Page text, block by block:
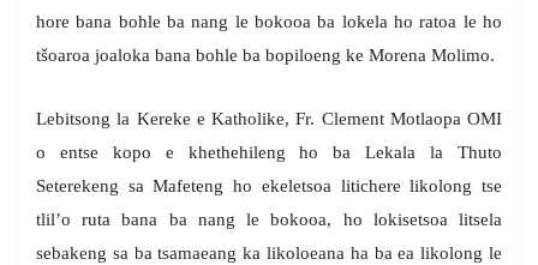
hore bana bohle ba nang le bokooa ba lokela ho ratoa le ho
tšoaroa joaloka bana bohle ba bopiloeng ke Morena Molimo.
Lebitsong la Kereke e Katholike, Fr. Clement Motlaopa OMI
o entse kopo e khethehileng ho ba Lekala la Thuto
Seterekeng sa Mafeteng ho ekeletsoa litichere likolong tse
tlil’o ruta bana ba nang le bokooa, ho lokisetsoa litsela
sebakeng sa ba tsamaeang ka likoloeana ha ba ea likolong le